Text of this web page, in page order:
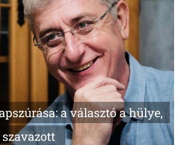
a választó a hülye,